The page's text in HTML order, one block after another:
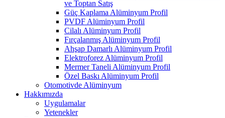
ve Toptan Satış
Güç Kaplama Alüminyum Profil
PVDF Alüminyum Profil
Cilalı Alüminyum Profil
Fırçalanmış Alüminyum Profil
Ahşap Damarlı Alüminyum Profil
Elektroforez Alüminyum Profil
Mermer Taneli Alüminyum Profil
Özel Baskı Alüminyum Profil
Otomotivde Alüminyum
Hakkımızda
Uygulamalar
Yetenekler